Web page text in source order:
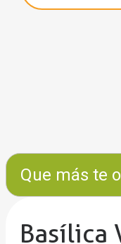
Que más te
Basílica